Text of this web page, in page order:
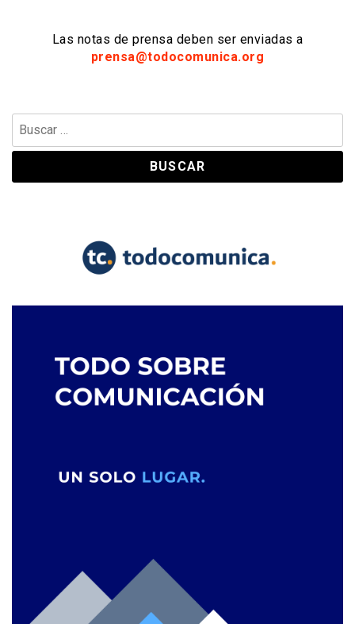
Las notas de prensa deben ser enviadas a
prensa@todocomunica.org
Buscar: